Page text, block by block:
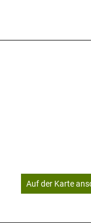
Auf der Karte